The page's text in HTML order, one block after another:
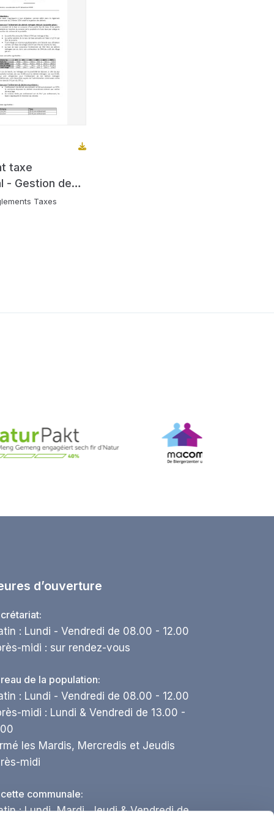
taxe
- Gestion des
Taxes
d’ouverture
: Lundi - Vendredi de 08.00 - 12.00
midi : sur rendez-vous
de la population:
: Lundi - Vendredi de 08.00 - 12.00
midi : Lundi & Vendredi de 13.00 -
les Mardis, Mercredis et Jeudis
midi
communale:
: Lundi, Mardi, Jeudi & Vendredi de